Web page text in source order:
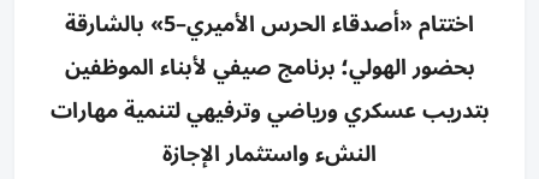
اختتام «أصدقاء الحرس الأميري–5» بالشارقة
بحضور الهولي؛ برنامج صيفي لأبناء الموظفين
بتدريب عسكري ورياضي وترفيهي لتنمية مهارات
النشء واستثمار الإجازة